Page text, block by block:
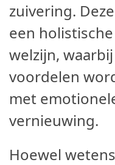
zuivering.
een
welzijn,
voordelen
met
vernieuwing.
Hoewel